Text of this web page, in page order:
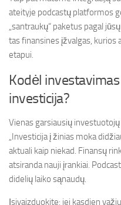
ateityje podcastų platformos
„santraukų“ paketus pagal
tas finansines įžvalgas, kurios
etapui.
Kodėl
investicija?
Vienas garsiausių
„Investicija į žinias moka
aktuali kaip niekad. Finansų
atsiranda nauji įrankiai.
didelių laiko sąnaudų.
Įsivaizduokite: jei kasdien